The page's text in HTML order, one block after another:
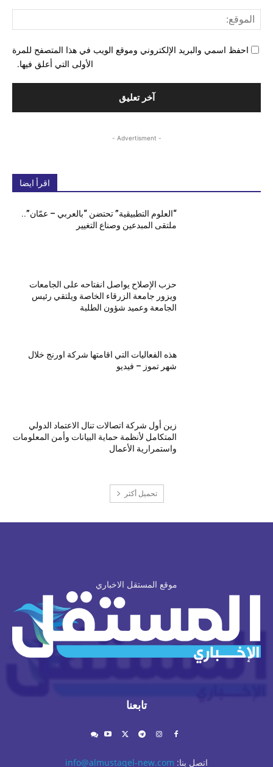
احفظ اسمي والبريد الإلكتروني وموقع الويب في هذا المتصفح للمرة
الأولى التي أعلق فيها.
- Advertisment -
اقرأ ايضا
“العلوم التطبيقية” تحتضن “بالعربي – عمّان”..
ملتقى المبدعين وصناع التغيير
حزب الإصلاح يواصل انفتاحه على الجامعات
ويزور جامعة الزرقاء الخاصة ويلتقي رئيس
الجامعة وعميد شؤون الطلبة
هذه الفعاليات التي اقامتها شركة اورنج خلال
شهر تموز – فيديو
زين أول شركة اتصالات تنال الاعتماد الدولي
المتكامل لأنظمة حماية البيانات وأمن المعلومات
واستمرارية الأعمال
تحميل أكثر
موقع المستقل الاخباري
تابعنا
اتصل بنا: info@almustaqel-new.com